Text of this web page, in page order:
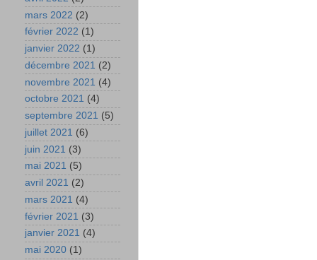
mars 2022 (2)
février 2022 (1)
janvier 2022 (1)
décembre 2021 (2)
novembre 2021 (4)
octobre 2021 (4)
septembre 2021 (5)
juillet 2021 (6)
juin 2021 (3)
mai 2021 (5)
avril 2021 (2)
mars 2021 (4)
février 2021 (3)
janvier 2021 (4)
mai 2020 (1)